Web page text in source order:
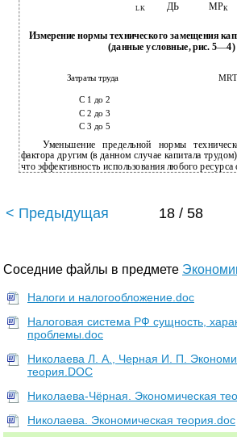
LK ДЬ МРК
Измерение нормы технического замещения
(данные условные, рис. 5—4)
Затраты труда
С 1 до 2
С 2 до 3
С 3 до 5
Уменьшение предельной нормы
фактора другим (в данном случае капитала
что эффективность использования любого ресурса
< Предыдущая 18 / 58
Соседние файлы в предмете
Налоги и налогообложение.doc
Налоговая система РФ сущность,
проблемы.doc
Николаева Л. А., Черная И. П.
теория.DOC
Николаева-Чёрная. Экономическая
Николаева. Экономическая теория.doc